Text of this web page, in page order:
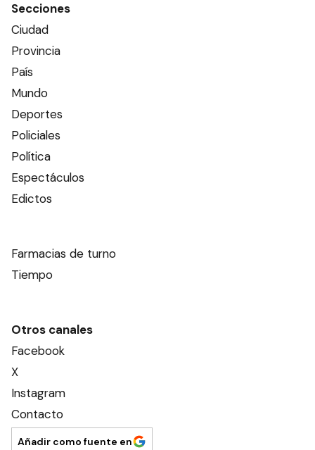
Secciones
Ciudad
Provincia
País
Mundo
Deportes
Policiales
Política
Espectáculos
Edictos
Farmacias de turno
Tiempo
Otros canales
Facebook
X
Instagram
Contacto
Añadir como fuente en